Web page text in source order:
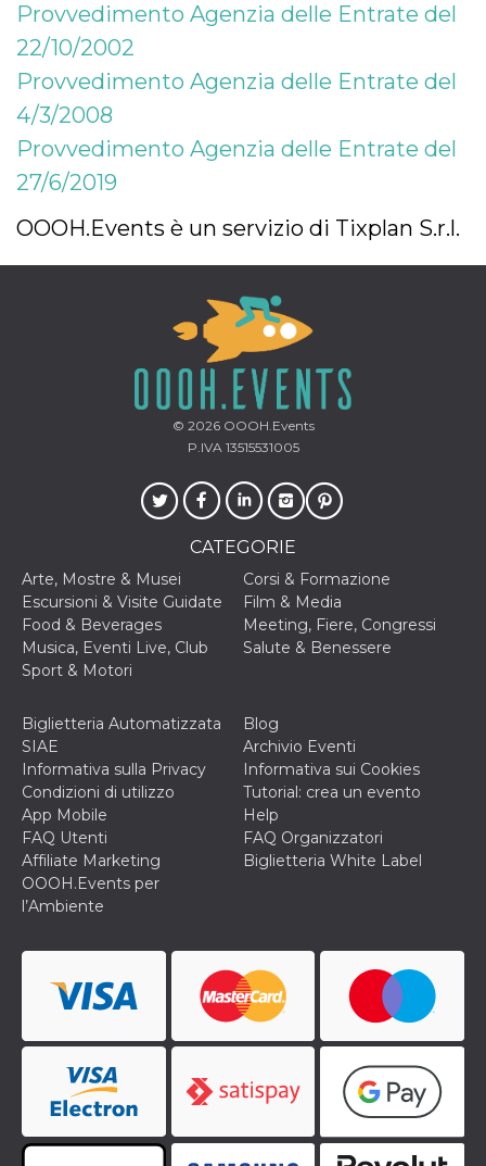
Provvedimento Agenzia delle Entrate del
22/10/2002
Provvedimento Agenzia delle Entrate del
4/3/2008
Provvedimento Agenzia delle Entrate del
27/6/2019
OOOH.Events è un servizio di Tixplan S.r.l.
© 2026OOOH.Events
P.IVA 13515531005
CATEGORIE
Arte, Mostre & Musei
Corsi & Formazione
Escursioni & Visite Guidate
Film & Media
Food & Beverages
Meeting, Fiere, Congressi
Musica, Eventi Live, Club
Salute & Benessere
Sport & Motori
Biglietteria Automatizzata
SIAE
Blog
Archivio Eventi
Informativa sulla Privacy
Informativa sui Cookies
Condizioni di utilizzo
Tutorial: crea un evento
App Mobile
Help
FAQ Utenti
FAQ Organizzatori
Affiliate Marketing
Biglietteria White Label
OOOH.Events per
l’Ambiente